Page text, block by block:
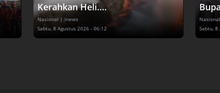
Kerahkan Heli....
Nasional | inews
Sabtu, 8 Agustus 2026 - 06:12
Nasional
Sabtu, 8